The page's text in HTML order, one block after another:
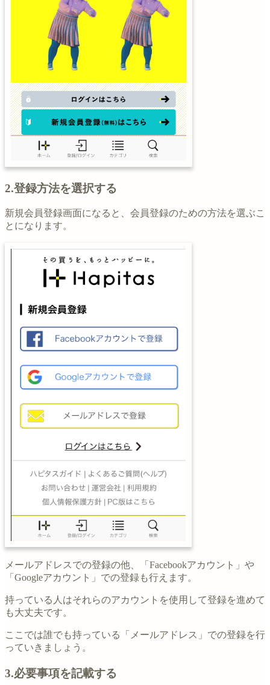
2.登録方法を選択する
新規会員登録画面になると、会員登録のための方法を選ぶこ
とになります。
メールアドレスでの登録の他、「Facebookアカウント」や
「Googleアカウント」での登録も行えます。
持っている人はそれらのアカウントを使用して登録を進めて
も大丈夫です。
ここでは誰でも持っている「メールアドレス」での登録を行
っていきましょう。
3.必要事項を記載する